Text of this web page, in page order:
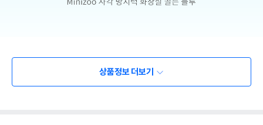
상품정보 더보기